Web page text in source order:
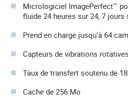
Micrologiciel ImagePerfect™
fluide 24 heures sur 24, 7 jours
Prend en charge jusqu'à 64
Capteurs de vibrations
Taux de transfert soutenu de
Cache de 256 Mo